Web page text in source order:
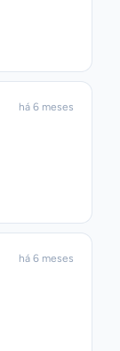
há 6 meses
há 6 meses